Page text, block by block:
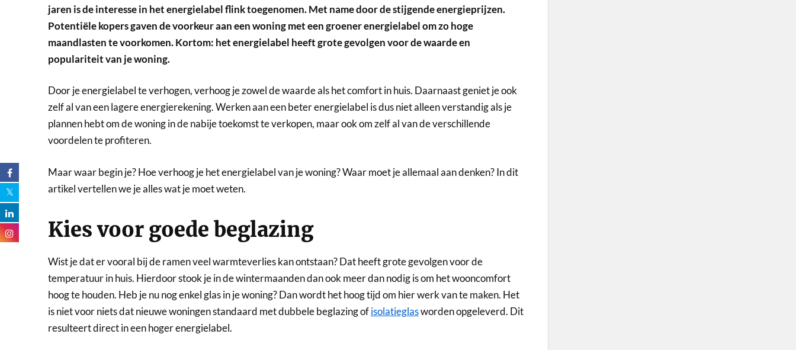
jaren is de interesse in het energielabel flink toegenomen. Met name door de stijgende energieprijzen.
Potentiële kopers gaven de voorkeur aan een woning met een groener energielabel om zo hoge
maandlasten te voorkomen. Kortom: het energielabel heeft grote gevolgen voor de waarde en
populariteit van je woning.
Door je energielabel te verhogen, verhoog je zowel de waarde als het comfort in huis. Daarnaast geniet je ook
zelf al van een lagere energierekening. Werken aan een beter energielabel is dus niet alleen verstandig als je
plannen hebt om de woning in de nabije toekomst te verkopen, maar ook om zelf al van de verschillende
voordelen te profiteren.
Maar waar begin je? Hoe verhoog je het energielabel van je woning? Waar moet je allemaal aan denken? In dit
artikel vertellen we je alles wat je moet weten.
Kies voor goede beglazing
Wist je dat er vooral bij de ramen veel warmteverlies kan ontstaan? Dat heeft grote gevolgen voor de
temperatuur in huis. Hierdoor stook je in de wintermaanden dan ook meer dan nodig is om het wooncomfort
hoog te houden. Heb je nu nog enkel glas in je woning? Dan wordt het hoog tijd om hier werk van te maken. Het
is niet voor niets dat nieuwe woningen standaard met dubbele beglazing ofisolatieglasworden opgeleverd. Dit
resulteert direct in een hoger energielabel.